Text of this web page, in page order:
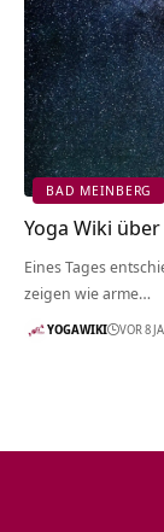
BAD MEINBERG
Yoga Wiki
Eines Tages
zeigen wie arme…
YOGAWIKI VOR 8